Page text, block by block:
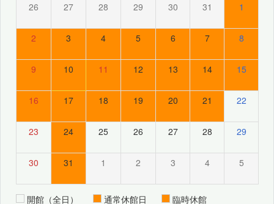
26 27 28 29 30 31 1
2 3 4 5 6 7 8
9 10 11 12 13 14 15
16 17 18 19 20 21 22
23 24 25 26 27 28 29
30 31 1 2 3 4 5
開館（全日） 通常休館日
臨時休館